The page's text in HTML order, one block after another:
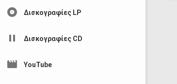
album Δισκογραφίες LP
pause Δισκογραφίες CD
movie YouTube